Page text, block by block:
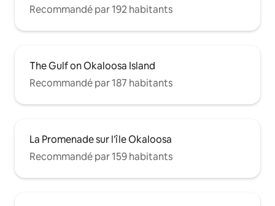
Recommandé par 192 habitants
The Gulf on Okaloosa Island
Recommandé par 187 habitants
La Promenade sur l'île Okaloosa
Recommandé par 159 habitants